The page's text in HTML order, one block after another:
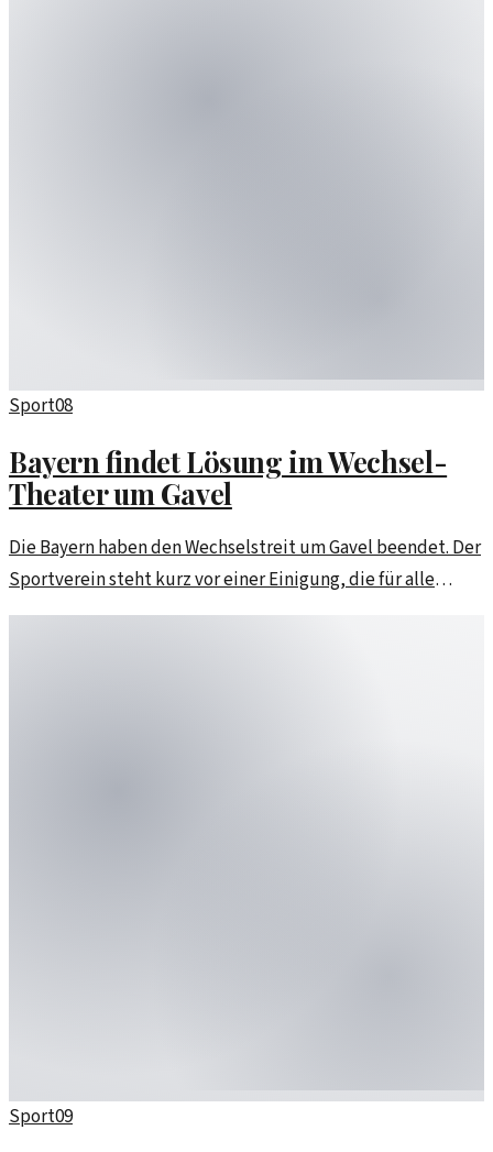
Sport08
Bayern findet Lösung im Wechsel-
Theater um Gavel
Die Bayern haben den Wechselstreit um Gavel beendet. Der
Sportverein steht kurz vor einer Einigung, die für alle
Beteiligten tragfähig ist.
Sport09